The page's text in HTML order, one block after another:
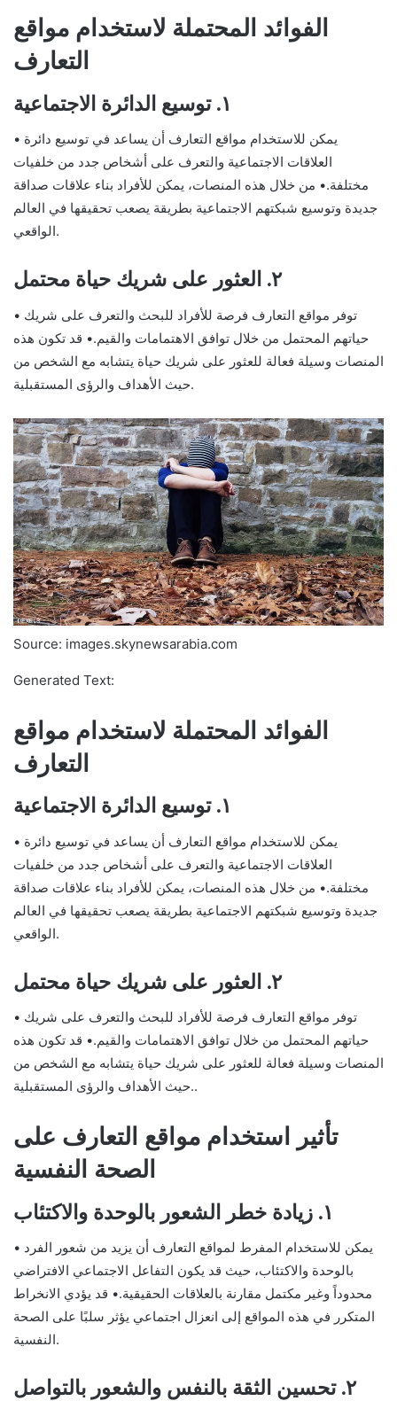
الفوائد المحتملة لاستخدام مواقع
التعارف
١. توسيع الدائرة الاجتماعية
• يمكن للاستخدام مواقع التعارف أن يساعد في توسيع دائرة
العلاقات الاجتماعية والتعرف على أشخاص جدد من خلفيات
مختلفة.• من خلال هذه المنصات، يمكن للأفراد بناء علاقات صداقة
جديدة وتوسيع شبكتهم الاجتماعية بطريقة يصعب تحقيقها في العالم
الواقعي.
٢. العثور على شريك حياة محتمل
• توفر مواقع التعارف فرصة للأفراد للبحث والتعرف على شريك
حياتهم المحتمل من خلال توافق الاهتمامات والقيم.• قد تكون هذه
المنصات وسيلة فعالة للعثور على شريك حياة يتشابه مع الشخص من
حيث الأهداف والرؤى المستقبلية.
Source: images.skynewsarabia.com
Generated Text:
الفوائد المحتملة لاستخدام مواقع
التعارف
١. توسيع الدائرة الاجتماعية
• يمكن للاستخدام مواقع التعارف أن يساعد في توسيع دائرة
العلاقات الاجتماعية والتعرف على أشخاص جدد من خلفيات
مختلفة.• من خلال هذه المنصات، يمكن للأفراد بناء علاقات صداقة
جديدة وتوسيع شبكتهم الاجتماعية بطريقة يصعب تحقيقها في العالم
الواقعي.
٢. العثور على شريك حياة محتمل
• توفر مواقع التعارف فرصة للأفراد للبحث والتعرف على شريك
حياتهم المحتمل من خلال توافق الاهتمامات والقيم.• قد تكون هذه
المنصات وسيلة فعالة للعثور على شريك حياة يتشابه مع الشخص من
حيث الأهداف والرؤى المستقبلية..
تأثير استخدام مواقع التعارف على
الصحة النفسية
١. زيادة خطر الشعور بالوحدة والاكتئاب
• يمكن للاستخدام المفرط لمواقع التعارف أن يزيد من شعور الفرد
بالوحدة والاكتئاب، حيث قد يكون التفاعل الاجتماعي الافتراضي
محدوداً وغير مكتمل مقارنة بالعلاقات الحقيقية.• قد يؤدي الانخراط
المتكرر في هذه المواقع إلى انعزال اجتماعي يؤثر سلبًا على الصحة
النفسية.
٢. تحسين الثقة بالنفس والشعور بالتواصل